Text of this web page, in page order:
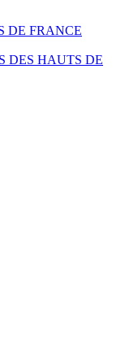
DE FRANCE
DES HAUTS DE